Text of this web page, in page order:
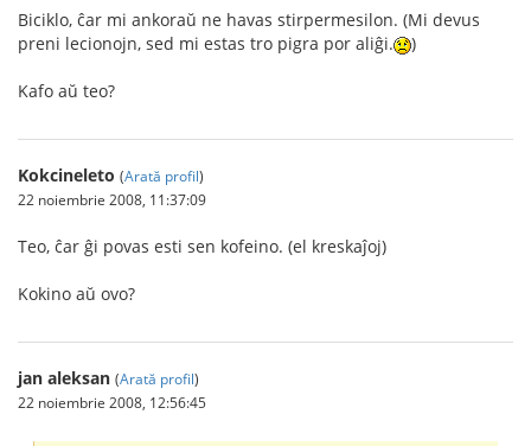
Biciklo, ĉar mi ankoraŭ ne havas stirpermesilon. (Mi devus
preni lecionojn, sed mi estas tro pigra por aliĝi.
)
Kafo aŭ teo?
Kokcineleto (Arată profil)
22 noiembrie 2008, 11:37:09
Teo, ĉar ĝi povas esti sen kofeino. (el kreskaĵoj)
Kokino aŭ ovo?
jan aleksan (Arată profil)
22 noiembrie 2008, 12:56:45